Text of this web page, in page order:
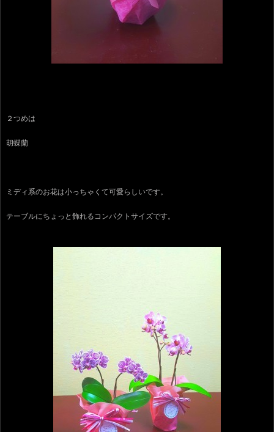
２つめは
胡蝶蘭
ミディ系のお花は小っちゃくて可愛らしいです。
テーブルにちょっと飾れるコンパクトサイズです。